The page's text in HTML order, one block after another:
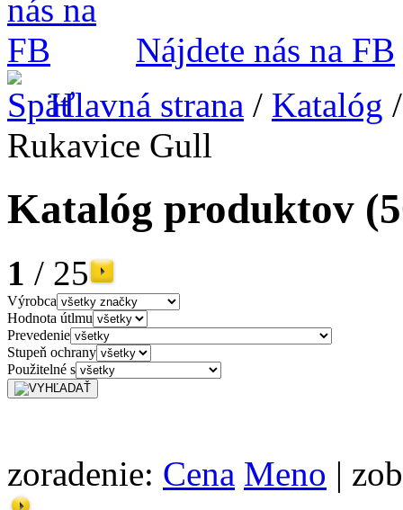
Nájdete nás na FB
Hlavná strana / Katalóg
Rukavice Gull
Katalóg produktov
1 / 25
Výrobca
Hodnota útlmu
Prevedenie
Stupeň ochrany
Použitelné s
zoradenie: Cena Meno |